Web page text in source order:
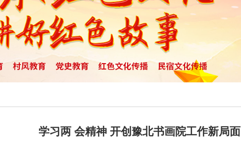
学习两 会精神 开创豫北书画院工作新局面